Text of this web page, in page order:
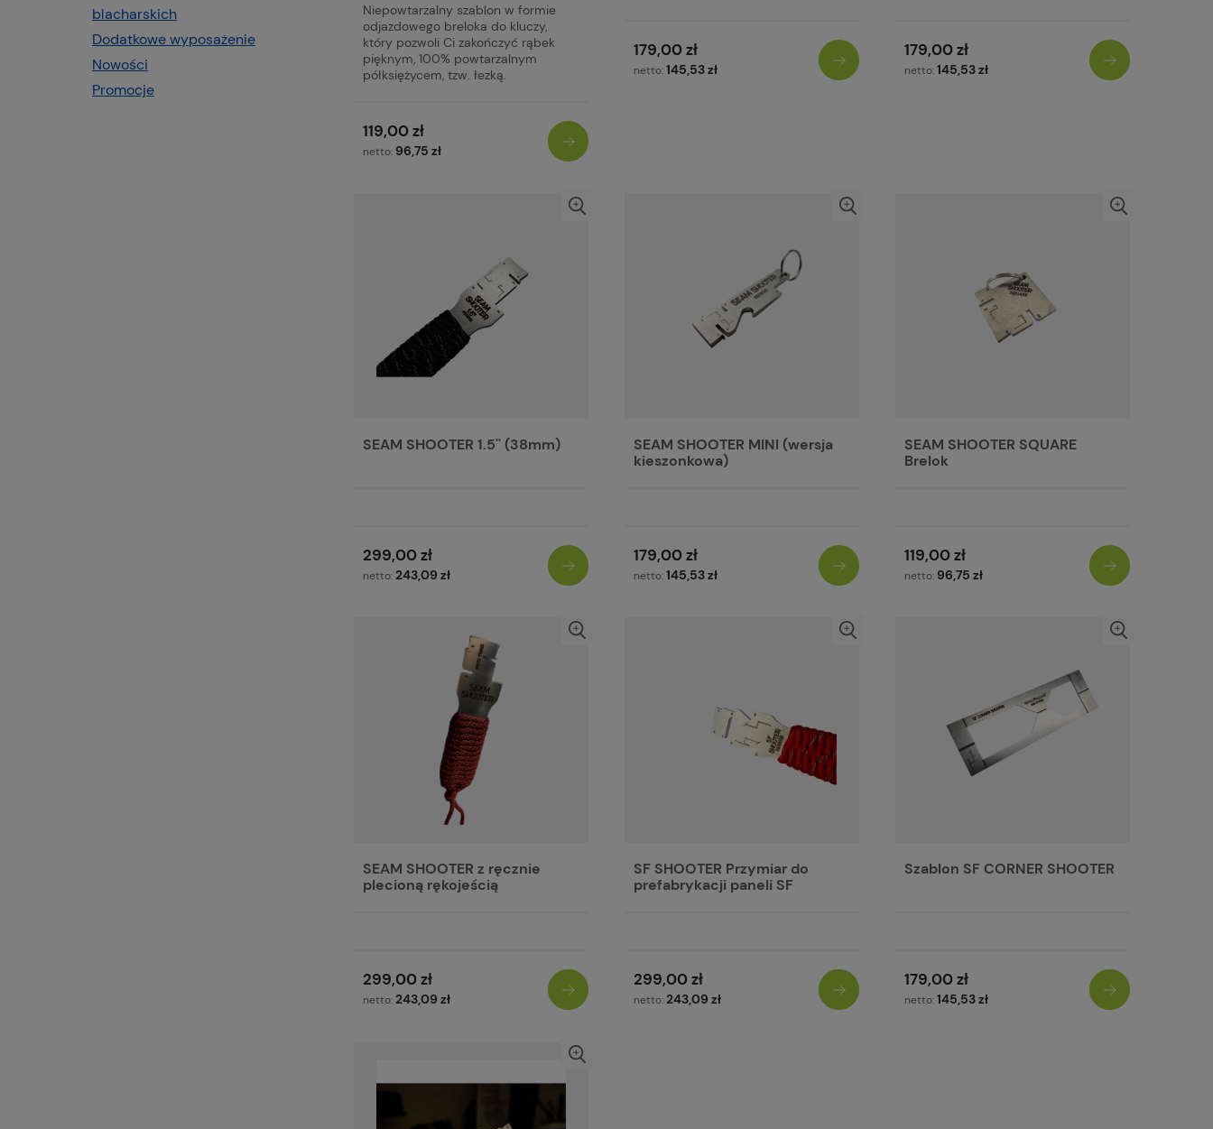
blacharskich
Dodatkowe wyposażenie
Nowości
Promocje
Niepowtarzalny szablon w formie
odjazdowego breloka do kluczy,
który pozwoli Ci zakończyć rąbek
pięknym, 100% powtarzalnym
półksiężycem, tzw. łezką.
119,00 zł
netto: 96,75 zł
179,00 zł
netto:145,53 zł
179,00 zł
netto:145,53 zł
SEAM SHOOTER 1.5'' (38mm)
299,00 zł
netto:243,09 zł
SEAM SHOOTER MINI (wersja
kieszonkowa)
179,00 zł
netto:145,53 zł
SEAM SHOOTER SQUARE
Brelok
119,00 zł
netto: 96,75 zł
SEAM SHOOTER z ręcznie
plecioną rękojeścią
299,00 zł
netto:243,09 zł
SF SHOOTER Przymiar do
prefabrykacji paneli SF
299,00 zł
netto:243,09 zł
Szablon SF CORNER SHOOTER
179,00 zł
netto:145,53 zł